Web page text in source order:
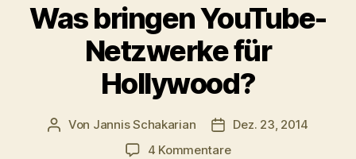
Was bringen YouTube-
Netzwerke für
Hollywood?
Beitragsautor
Von Jannis Schakarian Veröffentlichungsdatum
Dez. 23, 2014
4 Kommentarezu